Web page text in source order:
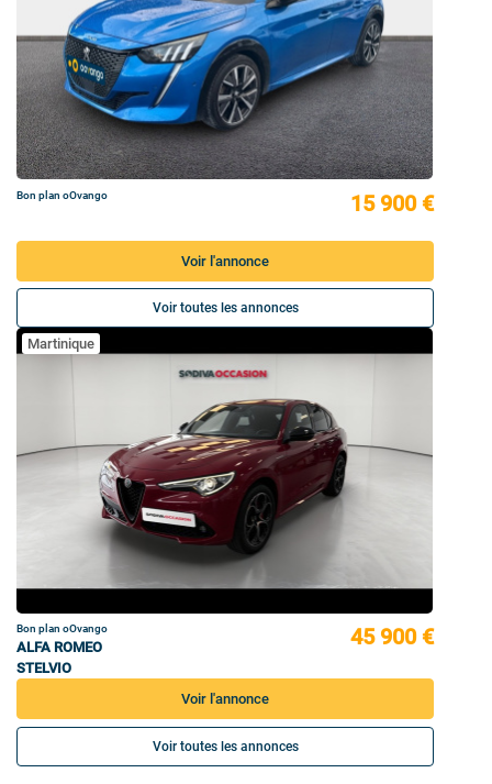
Bon plan oOvango 15 900 €
Voir l'annonce
Voir toutes les annonces
Martinique
Bon plan oOvango
ALFA ROMEO
STELVIO
45 900 €
Voir l'annonce
Voir toutes les annonces